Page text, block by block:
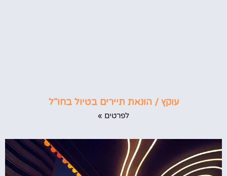
עוקץ / הונאת תיירים בטיול בחו"ל
לפרטים »